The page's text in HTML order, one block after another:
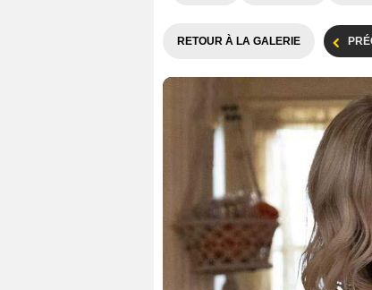
RETOUR À LA GALERIE